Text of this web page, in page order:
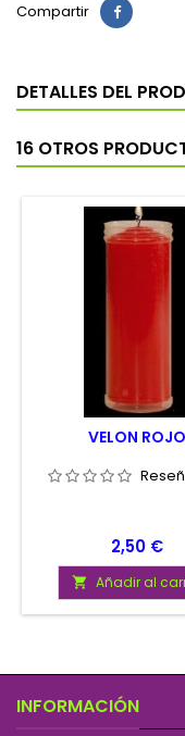
Compartir
DETALLES DEL
16 OTROS
VELON ROJO
Precio
2,50 €
 Añadir al
INFORMACIÓN